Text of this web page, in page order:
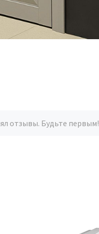
отзывы. Будьте первым!